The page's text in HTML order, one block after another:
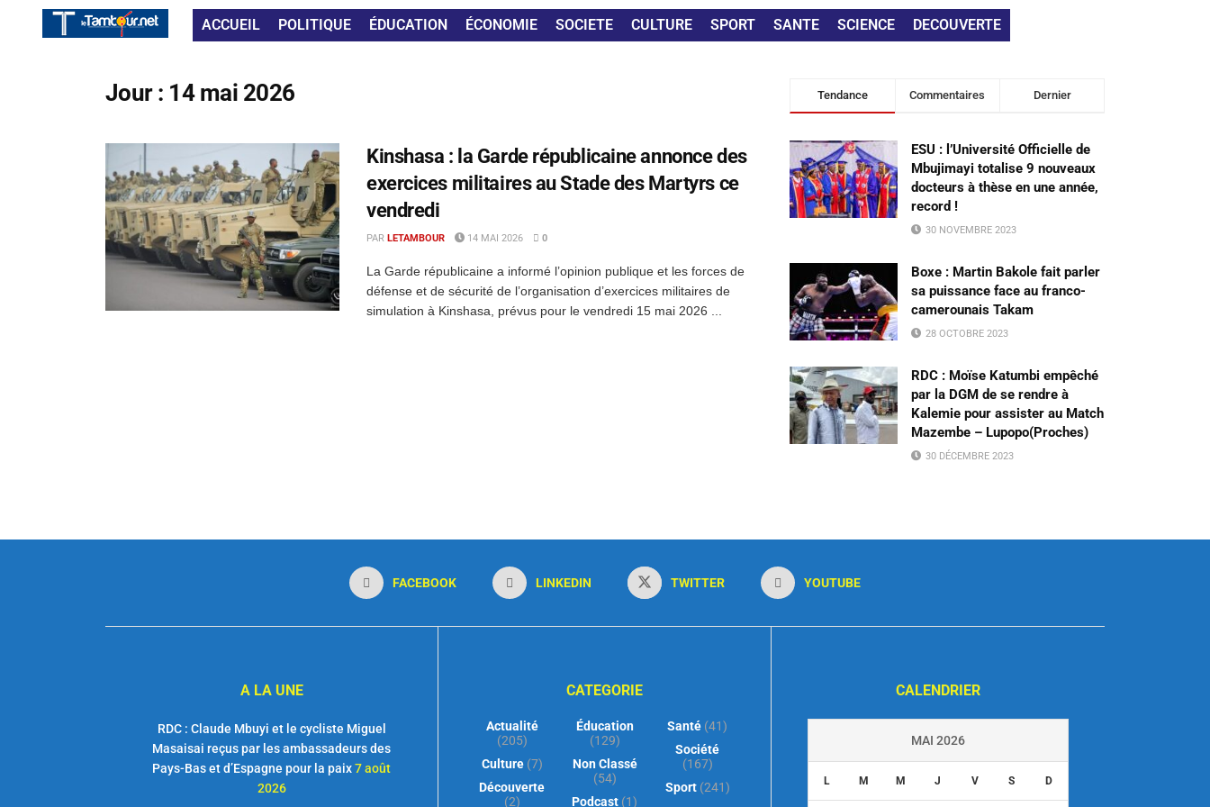
ACCUEIL POLITIQUE ÉDUCATION ÉCONOMIE SOCIETE CULTURE SPORT SANTE SCIENCE DECOUVERTE
Jour : 14 mai 2026
Kinshasa : la Garde républicaine annonce des
exercices militaires au Stade des Martyrs ce
vendredi
PAR LETAMBOUR 14 MAI 2026 0
La Garde républicaine a informé l’opinion publique et les forces de
défense et de sécurité de l’organisation d’exercices militaires de
simulation à Kinshasa, prévus pour le vendredi 15 mai 2026 ...
Tendance Commentaires Dernier
ESU : l’Université Officielle de
Mbujimayi totalise 9 nouveaux
docteurs à thèse en une année,
record !
30 NOVEMBRE 2023
Boxe : Martin Bakole fait parler
sa puissance face au franco-
camerounais Takam
28 OCTOBRE 2023
RDC : Moïse Katumbi empêché
par la DGM de se rendre à
Kalemie pour assister au Match
Mazembe – Lupopo(Proches)
30 DÉCEMBRE 2023
FACEBOOK LINKEDIN TWITTER YOUTUBE
A LA UNE
RDC : Claude Mbuyi et le cycliste Miguel
Masaisai reçus par les ambassadeurs des
Pays-Bas et d’Espagne pour la paix7 août
2026
CATEGORIE
Actualité
(205)
Culture(7)
Découverte
(2)
Éducation
(129)
Non Classé
(54)
Podcast (1)
Santé (41)
Société
(167)
Sport(241)
CALENDRIER
MAI 2026
L M M J V S D